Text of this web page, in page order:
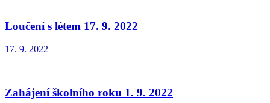
Loučení s létem 17. 9. 2022
17. 9. 2022
Zahájení školního roku 1. 9. 2022